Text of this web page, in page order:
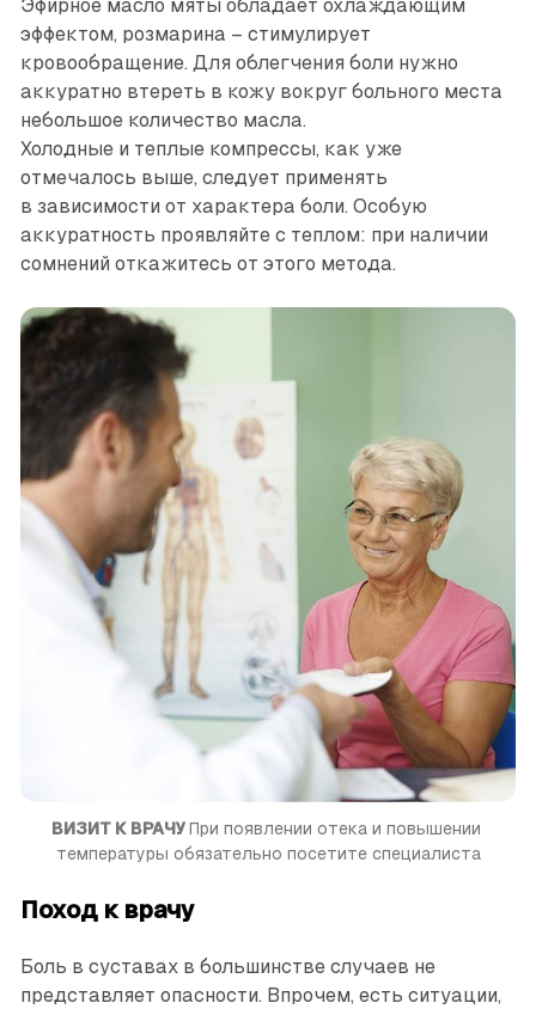
Эфирное масло мяты обладает охлаждающим
эффектом, розмарина – стимулирует
кровообращение. Для облегчения боли нужно
аккуратно втереть в кожу вокруг больного места
небольшое количество масла.
Холодные и теплые компрессы, как уже
отмечалось выше, следует применять
в зависимости от характера боли. Особую
аккуратность проявляйте с теплом: при наличии
сомнений откажитесь от этого метода.
ВИЗИТ К ВРАЧУ При появлении отека и повышении
температуры обязательно посетите специалиста
Поход к врачу
Боль в суставах в большинстве случаев не
представляет опасности. Впрочем, есть ситуации,